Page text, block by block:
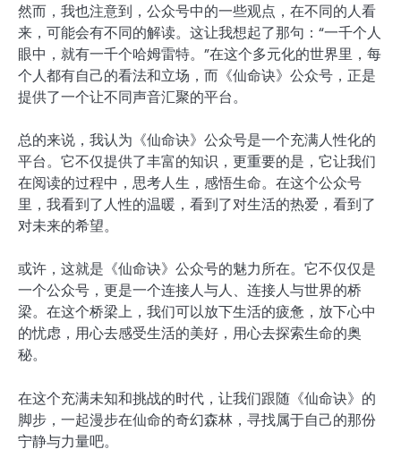
然而，我也注意到，公众号中的一些观点，在不同的人看
来，可能会有不同的解读。这让我想起了那句：“一千个人
眼中，就有一千个哈姆雷特。”在这个多元化的世界里，每
个人都有自己的看法和立场，而《仙命诀》公众号，正是
提供了一个让不同声音汇聚的平台。
总的来说，我认为《仙命诀》公众号是一个充满人性化的
平台。它不仅提供了丰富的知识，更重要的是，它让我们
在阅读的过程中，思考人生，感悟生命。在这个公众号
里，我看到了人性的温暖，看到了对生活的热爱，看到了
对未来的希望。
或许，这就是《仙命诀》公众号的魅力所在。它不仅仅是
一个公众号，更是一个连接人与人、连接人与世界的桥
梁。在这个桥梁上，我们可以放下生活的疲惫，放下心中
的忧虑，用心去感受生活的美好，用心去探索生命的奥
秘。
在这个充满未知和挑战的时代，让我们跟随《仙命诀》的
脚步，一起漫步在仙命的奇幻森林，寻找属于自己的那份
宁静与力量吧。